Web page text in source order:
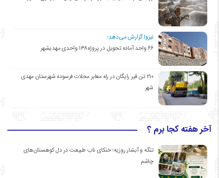
نیزوا گزارش می‌دهد؛
۶۶ واحد آماده تحویل در پروژه۱۳۸ واحدی مهدیشهر
۲۱۰ تن قیر رایگان در راه معابر محلات فرسوده شهرستان مهدی
شهر
آخر هفته کجا برم ؟
تنگه و آبشار روزیه؛ خنکای ناب طبیعت در دل کوهستان‌های
چاشم